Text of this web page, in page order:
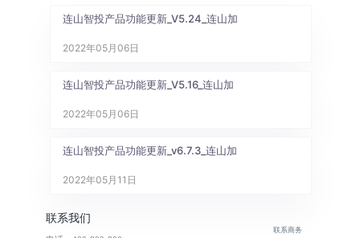
连山智投产品功能更新_V5.24_连山加
2022年05月06日
连山智投产品功能更新_V5.16_连山加
2022年05月06日
连山智投产品功能更新_v6.7.3_连山加
2022年05月11日
联系我们
联系商务